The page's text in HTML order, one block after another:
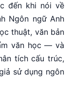
đến khi nói về
Ngôn ngữ Anh
thuật, văn bản
văn học — và
tích cấu trúc,
sử dụng ngôn